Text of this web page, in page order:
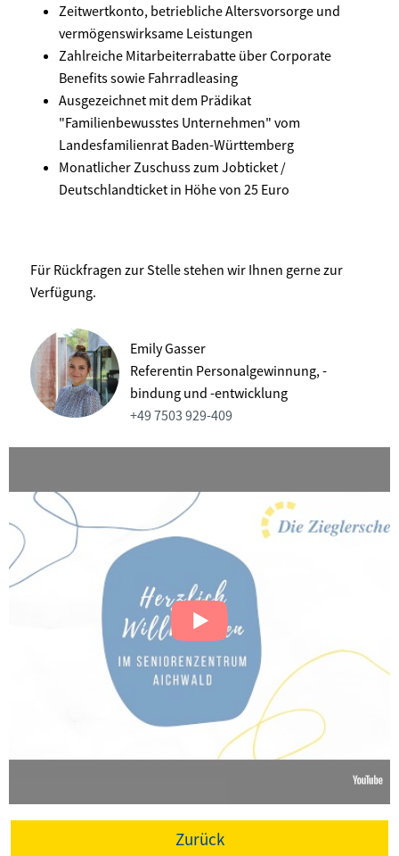
Zeitwertkonto, betriebliche Altersvorsorge und
vermögenswirksame Leistungen
Zahlreiche Mitarbeiterrabatte über Corporate
Benefits sowie Fahrradleasing
Ausgezeichnet mit dem Prädikat
"Familienbewusstes Unternehmen" vom
Landesfamilienrat Baden-Württemberg
Monatlicher Zuschuss zum Jobticket /
Deutschlandticket in Höhe von 25 Euro
Für Rückfragen zur Stelle stehen wir Ihnen gerne zur
Verfügung.
Emily Gasser
Referentin Personalgewinnung, -
bindung und -entwicklung
+49 7503 929-409
Zurück